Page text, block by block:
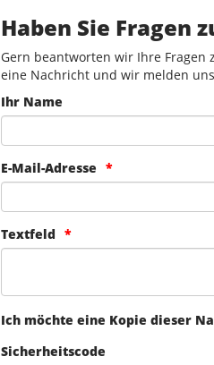
Haben Sie Fragen
Gern beantworten wir Ihre Fragen
eine Nachricht und wir melden
Ihr Name
E-Mail-Adresse
Textfeld
Ich möchte eine Kopie dieser
Sicherheitscode